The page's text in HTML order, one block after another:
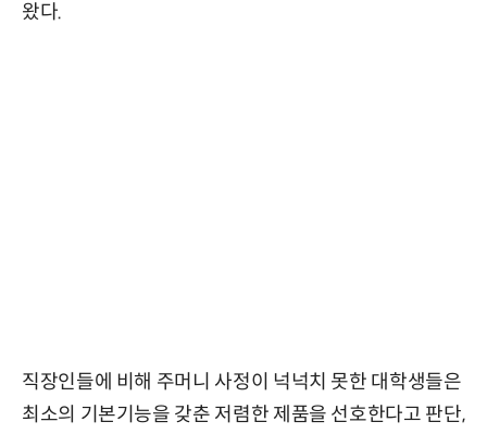
왔다.
직장인들에 비해 주머니 사정이 넉넉치 못한 대학생들은
최소의 기본기능을 갖춘 저렴한 제품을 선호한다고 판단,